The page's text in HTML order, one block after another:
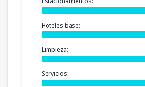
Hoteles base:
Limpieza:
Servicios: